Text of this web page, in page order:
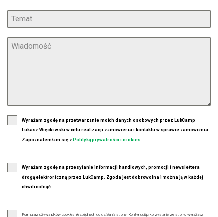
Wyrażam zgodę na przetwarzanie moich danych osobowych przez LukCamp
Łukasz Więckowski w celu realizacji zamówienia i kontaktu w sprawie zamówienia.
Zapoznałem/am się z Polityką prywatności i cookies.
Wyrażam zgodę na przesyłanie informacji handlowych, promocji i newslettera
drogą elektroniczną przez LukCamp. Zgoda jest dobrowolna i można ją w każdej
chwili cofnąć.
Formularz używa plików cookies niezbędnych do działania strony. Kontynuując korzystanie ze strony, wyrażasz